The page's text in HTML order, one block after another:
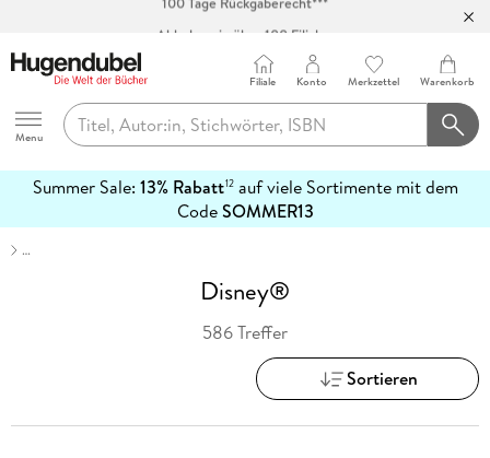
Abholung in über 100 Filialen
Hugendubel
Menu
Filiale Konto Merkzettel Warenkorb
Summer Sale: 13% Rabatt12auf viele Sortimente mit dem
CodeSOMMER13
erfahren
…
Disney®
586 Treffer
Sortieren